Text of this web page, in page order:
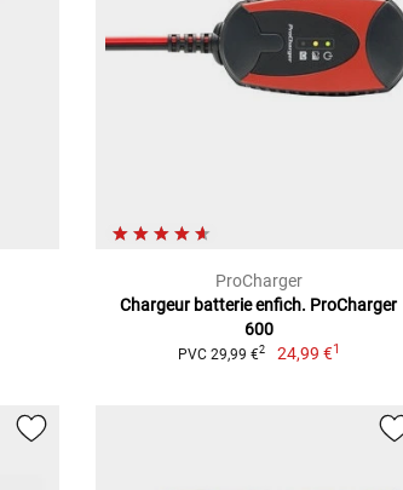
ProCharger
Chargeur batterie enfich. ProCharger
600
PVC 29,99 €2 24,99 €1